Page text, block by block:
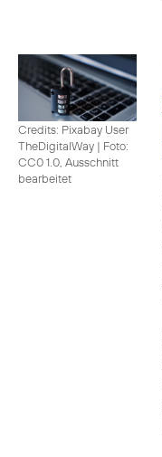
Credits: Pixabay User
TheDigitalWay | Foto:
CC0 1.0, Ausschnitt
bearbeitet